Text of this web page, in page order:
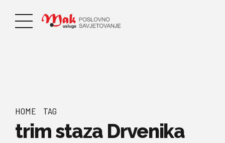
HOME TAG
trim staza Drvenika